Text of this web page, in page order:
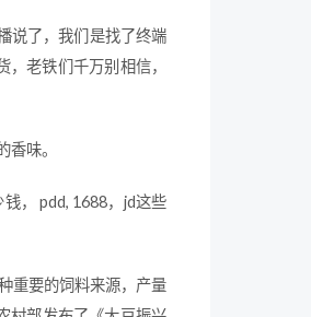
说了，我们是找了终端
老铁们千万别相信，
味。
， pdd, 1688，jd这些
重要的饲料来源，产量